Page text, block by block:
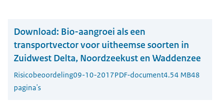
Download: Bio-aangroei als een
transportvector voor uitheemse soorten in
Zuidwest Delta, Noordzeekust en Waddenzee
Risicobeoordeling09-10-2017PDF-document4.54 MB48
pagina's